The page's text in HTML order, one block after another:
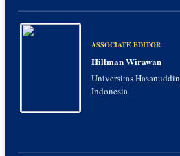
ASSOCIATE EDITOR
Hillman Wirawan
Universitas Hasanuddin
Indonesia